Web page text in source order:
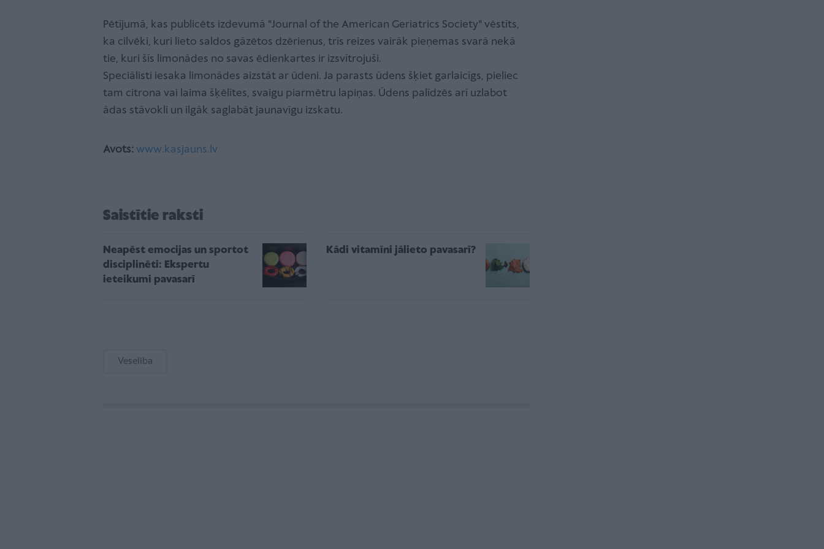
Pētījumā, kas publicēts izdevumā "Journal of the American Geriatrics Society" vēstīts,
ka cilvēki, kuri lieto saldos gāzētos dzērienus, trīs reizes vairāk pieņemas svarā nekā
tie, kuri šīs limonādes no savas ēdienkartes ir izsvītrojuši.
Speciālisti iesaka limonādes aizstāt ar ūdeni. Ja parasts ūdens šķiet garlaicīgs, pieliec
tam citrona vai laima šķēlītes, svaigu piarmētru lapiņas. Ūdens palīdzēs arī uzlabot
ādas stāvokli un ilgāk saglabāt jaunavīgu izskatu.
Avots: www.kasjauns.lv
Saistītie raksti
Neapēst emocijas un sportot
disciplinēti: Ekspertu
ieteikumi pavasarī
Kādi vitamīni jālieto pavasarī?
Veselība